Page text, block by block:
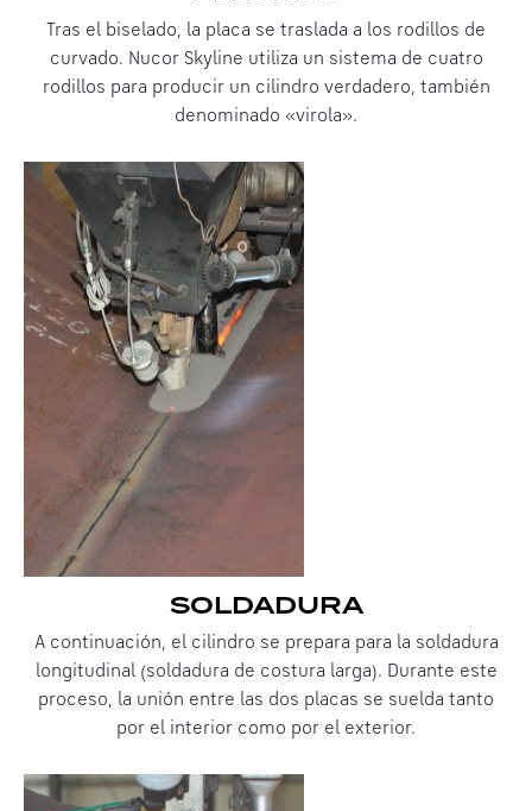
Tras el biselado, la placa se traslada a los rodillos de
curvado. Nucor Skyline utiliza un sistema de cuatro
rodillos para producir un cilindro verdadero, también
denominado «virola».
SOLDADURA
A continuación, el cilindro se prepara para la soldadura
longitudinal (soldadura de costura larga). Durante este
proceso, la unión entre las dos placas se suelda tanto
por el interior como por el exterior.